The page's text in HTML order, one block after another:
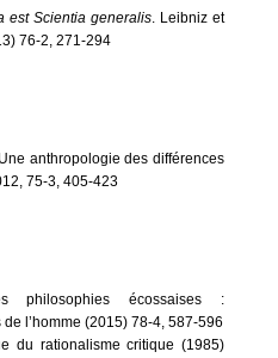
est Scientia generalis. Leibniz et
76-2, 271-294
anthropologie des différences
75-3, 405-423
philosophies écossaises :
l’homme (2015) 78-4, 587-596
du rationalisme critique (1985)